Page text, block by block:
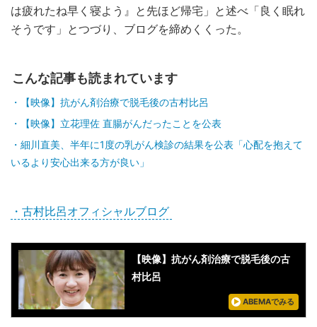
は疲れたね早く寝よう』と先ほど帰宅」と述べ「良く眠れ
そうです」とつづり、ブログを締めくくった。
こんな記事も読まれています
【映像】抗がん剤治療で脱毛後の古村比呂
【映像】立花理佐 直腸がんだったことを公表
細川直美、半年に1度の乳がん検診の結果を公表「心配を抱えて
いるより安心出来る方が良い」
・古村比呂オフィシャルブログ
【映像】抗がん剤治療で脱毛後の古
村比呂
ABEMAでみる